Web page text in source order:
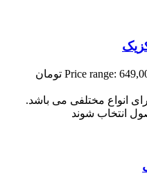
Price range: 649,000 تومان
انواع مختلفی می باشد.
انتخاب شوند